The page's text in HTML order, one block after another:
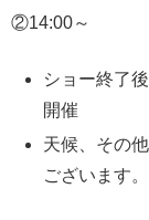
②14:00～
ショー終了
開催
天候、その
ございます。